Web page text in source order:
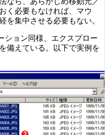
く必要もなければ、マウ
を集中させる必要もない。
ション同様、エクスプロー
備えている。以下で実例を